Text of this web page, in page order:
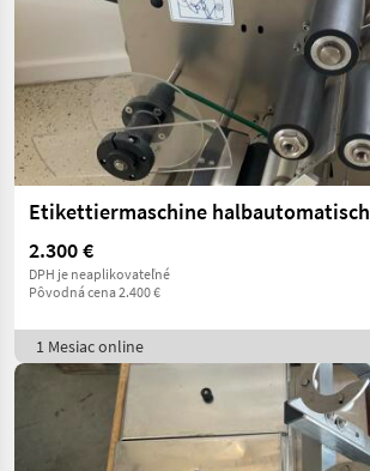
Etikettiermaschine halbautomatisch
2.300 €
DPH je neaplikovateľné
Pôvodná cena 2.400 €
1 Mesiac online